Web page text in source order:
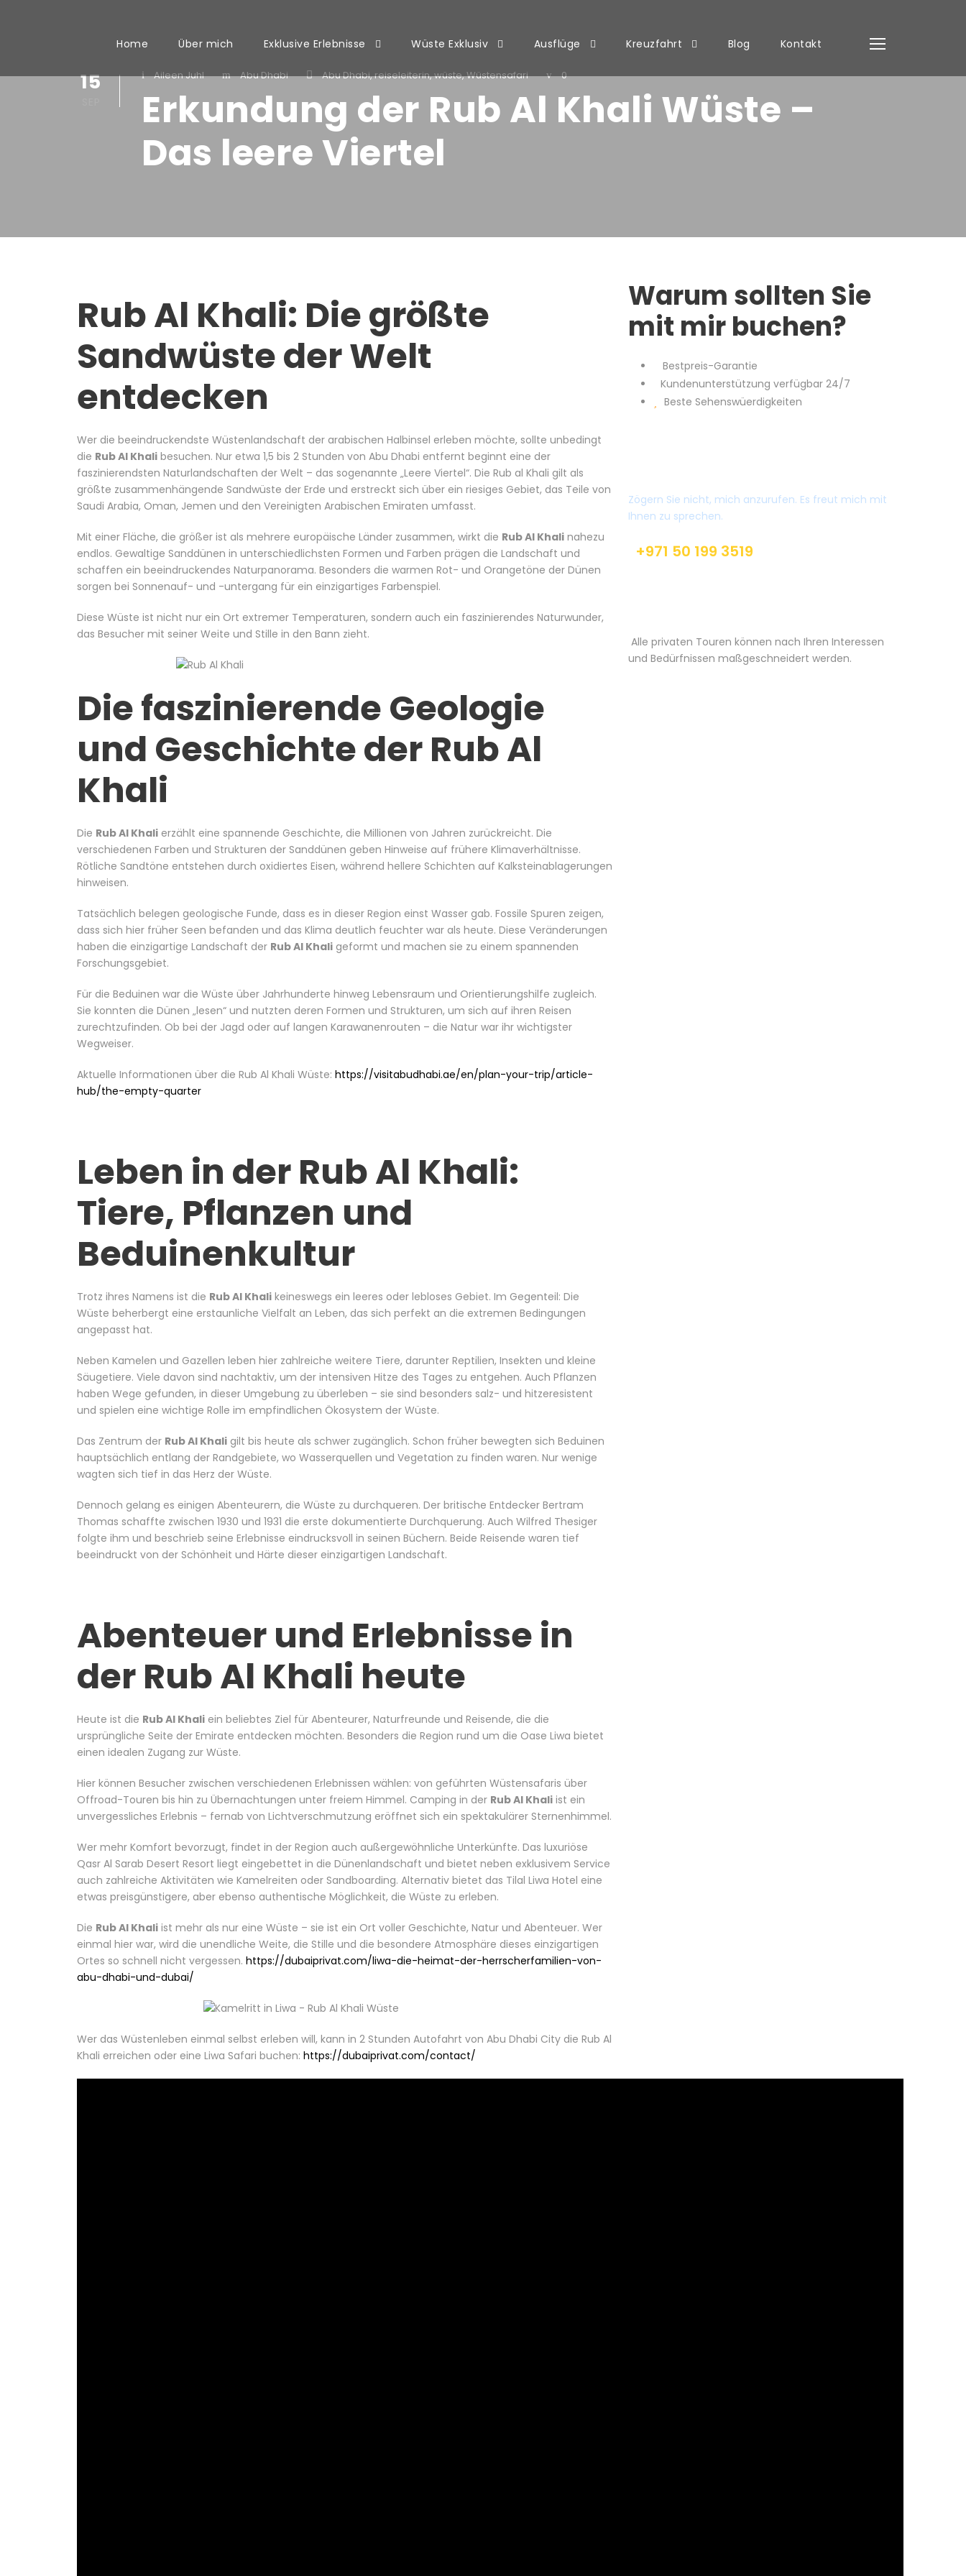
Home Über mich Exklusive Erlebnisse Wüste Exklusiv Ausflüge Kreuzfahrt Blog Kontakt
15 Aileen Juhl Abu Dhabi Abu Dhabi,reiseleiterin,wüste,Wüstensafari 0
Erkundung der Rub Al Khali Wüste –
Das leere Viertel
Rub Al Khali: Die größte
Sandwüste der Welt
entdecken
Wer die beeindruckendste Wüstenlandschaft der arabischen Halbinsel erleben möchte, sollte unbedingt
die Rub Al Khali besuchen. Nur etwa 1,5 bis 2 Stunden von Abu Dhabi entfernt beginnt eine der
faszinierendsten Naturlandschaften der Welt – das sogenannte „Leere Viertel“. Die Rub al Khali gilt als
größte zusammenhängende Sandwüste der Erde und erstreckt sich über ein riesiges Gebiet, das Teile von
Saudi Arabia, Oman, Jemen und den Vereinigten Arabischen Emiraten umfasst.
Mit einer Fläche, die größer ist als mehrere europäische Länder zusammen, wirkt die Rub Al Khali nahezu
endlos. Gewaltige Sanddünen in unterschiedlichsten Formen und Farben prägen die Landschaft und
schaffen ein beeindruckendes Naturpanorama. Besonders die warmen Rot- und Orangetöne der Dünen
sorgen bei Sonnenauf- und -untergang für ein einzigartiges Farbenspiel.
Diese Wüste ist nicht nur ein Ort extremer Temperaturen, sondern auch ein faszinierendes Naturwunder,
das Besucher mit seiner Weite und Stille in den Bann zieht.
Die faszinierende Geologie
und Geschichte der Rub Al
Khali
Die Rub Al Khali erzählt eine spannende Geschichte, die Millionen von Jahren zurückreicht. Die
verschiedenen Farben und Strukturen der Sanddünen geben Hinweise auf frühere Klimaverhältnisse.
Rötliche Sandtöne entstehen durch oxidiertes Eisen, während hellere Schichten auf Kalksteinablagerungen
hinweisen.
Tatsächlich belegen geologische Funde, dass es in dieser Region einst Wasser gab. Fossile Spuren zeigen,
dass sich hier früher Seen befanden und das Klima deutlich feuchter war als heute. Diese Veränderungen
haben die einzigartige Landschaft der Rub Al Khali geformt und machen sie zu einem spannenden
Forschungsgebiet.
Für die Beduinen war die Wüste über Jahrhunderte hinweg Lebensraum und Orientierungshilfe zugleich.
Sie konnten die Dünen „lesen“ und nutzten deren Formen und Strukturen, um sich auf ihren Reisen
zurechtzufinden. Ob bei der Jagd oder auf langen Karawanenrouten – die Natur war ihr wichtigster
Wegweiser.
Aktuelle Informationen über die Rub Al Khali Wüste: https://visitabudhabi.ae/en/plan-your-trip/article-
hub/the-empty-quarter
Leben in der Rub Al Khali:
Tiere, Pflanzen und
Beduinenkultur
Trotz ihres Namens ist die Rub Al Khali keineswegs ein leeres oder lebloses Gebiet. Im Gegenteil: Die
Wüste beherbergt eine erstaunliche Vielfalt an Leben, das sich perfekt an die extremen Bedingungen
angepasst hat.
Neben Kamelen und Gazellen leben hier zahlreiche weitere Tiere, darunter Reptilien, Insekten und kleine
Säugetiere. Viele davon sind nachtaktiv, um der intensiven Hitze des Tages zu entgehen. Auch Pflanzen
haben Wege gefunden, in dieser Umgebung zu überleben – sie sind besonders salz- und hitzeresistent
und spielen eine wichtige Rolle im empfindlichen Ökosystem der Wüste.
Das Zentrum der Rub Al Khali gilt bis heute als schwer zugänglich. Schon früher bewegten sich Beduinen
hauptsächlich entlang der Randgebiete, wo Wasserquellen und Vegetation zu finden waren. Nur wenige
wagten sich tief in das Herz der Wüste.
Dennoch gelang es einigen Abenteurern, die Wüste zu durchqueren. Der britische Entdecker Bertram
Thomas schaffte zwischen 1930 und 1931 die erste dokumentierte Durchquerung. Auch Wilfred Thesiger
folgte ihm und beschrieb seine Erlebnisse eindrucksvoll in seinen Büchern. Beide Reisende waren tief
beeindruckt von der Schönheit und Härte dieser einzigartigen Landschaft.
Abenteuer und Erlebnisse in
der Rub Al Khali heute
Heute ist die Rub Al Khali ein beliebtes Ziel für Abenteurer, Naturfreunde und Reisende, die die
ursprüngliche Seite der Emirate entdecken möchten. Besonders die Region rund um die Oase Liwa bietet
einen idealen Zugang zur Wüste.
Hier können Besucher zwischen verschiedenen Erlebnissen wählen: von geführten Wüstensafaris über
Offroad-Touren bis hin zu Übernachtungen unter freiem Himmel. Camping in der Rub Al Khali ist ein
unvergessliches Erlebnis – fernab von Lichtverschmutzung eröffnet sich ein spektakulärer Sternenhimmel.
Wer mehr Komfort bevorzugt, findet in der Region auch außergewöhnliche Unterkünfte. Das luxuriöse
Qasr Al Sarab Desert Resort liegt eingebettet in die Dünenlandschaft und bietet neben exklusivem Service
auch zahlreiche Aktivitäten wie Kamelreiten oder Sandboarding. Alternativ bietet das Tilal Liwa Hotel eine
etwas preisgünstigere, aber ebenso authentische Möglichkeit, die Wüste zu erleben.
Die Rub Al Khali ist mehr als nur eine Wüste – sie ist ein Ort voller Geschichte, Natur und Abenteuer. Wer
einmal hier war, wird die unendliche Weite, die Stille und die besondere Atmosphäre dieses einzigartigen
Ortes so schnell nicht vergessen. https://dubaiprivat.com/liwa-die-heimat-der-herrscherfamilien-von-
abu-dhabi-und-dubai/
Wer das Wüstenleben einmal selbst erleben will, kann in 2 Stunden Autofahrt von Abu Dhabi City die Rub Al
Khali erreichen oder eine Liwa Safari buchen: https://dubaiprivat.com/contact/
Warum sollten Sie
mit mir buchen?
Bestpreis-Garantie
Kundenunterstützung verfügbar 24/7
Beste Sehenswüerdigkeiten
Zögern Sie nicht, mich anzurufen. Es freut mich mit
Ihnen zu sprechen.
+971 50 199 3519
Alle privaten Touren können nach Ihren Interessen
und Bedürfnissen maßgeschneidert werden.